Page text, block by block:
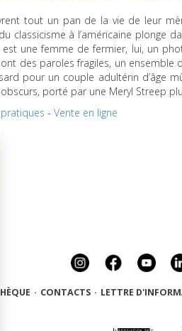
tout un pan de la vie de leur
classicisme à l’américaine plonge
est une femme de fermier, lui, un
des paroles fragiles, un ensemble
pour un couple adultérin d’âge
porté par une Meryl Streep
- Vente en ligne
· CONTACTS · LETTRE